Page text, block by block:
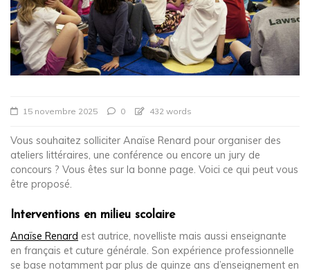
15 novembre 2025 0 432 words
Vous souhaitez solliciter Anaïse Renard pour organiser des
ateliers littéraires, une conférence ou encore un jury de
concours ? Vous êtes sur la bonne page. Voici ce qui peut vous
être proposé.
Interventions en milieu scolaire
Anaïse Renard est autrice, novelliste mais aussi enseignante
en français et cuture générale. Son expérience professionnelle
se base notamment par plus de quinze ans d’enseignement en